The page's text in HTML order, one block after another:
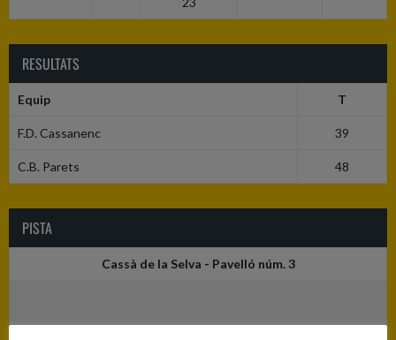
RESULTATS
Equip T
F.D. Cassanenc 39
C.B. Parets 48
PISTA
Cassà de la Selva - Pavelló núm. 3